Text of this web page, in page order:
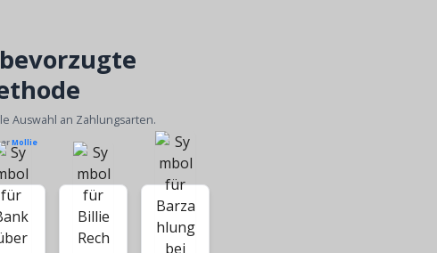
Auswahl an Zahlungsarten.
Mollie